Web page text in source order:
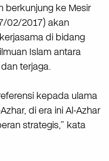
berkunjung ke Mesir
02/2017) akan
di bidang
Islam antara
terjaga.
kepada ulama
di era ini Al-Azhar
strategis,” kata